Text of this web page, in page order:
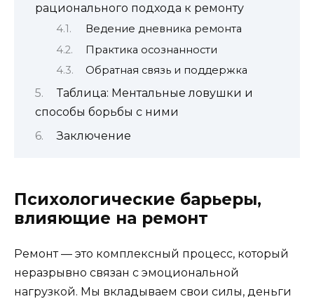
рационального подхода к ремонту
Ведение дневника ремонта
Практика осознанности
Обратная связь и поддержка
Таблица: Ментальные ловушки и
способы борьбы с ними
Заключение
Психологические барьеры,
влияющие на ремонт
Ремонт — это комплексный процесс, который
неразрывно связан с эмоциональной
нагрузкой. Мы вкладываем свои силы, деньги